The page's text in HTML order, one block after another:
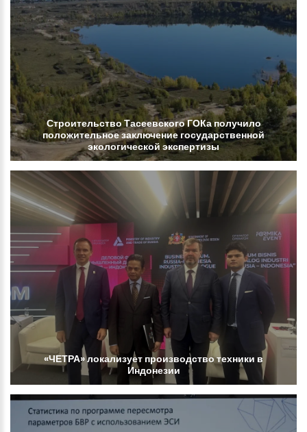
СтроительствоТасеевскогоГОКаполучило
положительноезаключениегосударственной
экологической экспертизы
«ЧЕТРА»локализует производствотехники в
Индонезии